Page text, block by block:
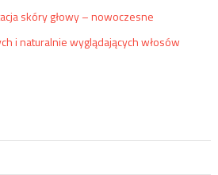
skóry głowy – nowoczesne
i naturalnie wyglądających włosów